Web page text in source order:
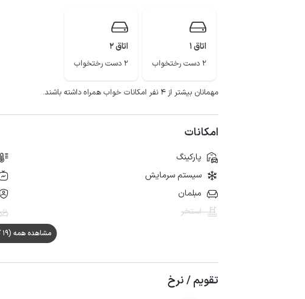
اتاق 1
2 دست رختخواب
اتاق 2
2 دست رختخواب
مهمانان بیشتر از ۴ نفر امکانات خواب همراه داشته باشند.
امکانات
پارکینگ
سیستم سرمایش
مبلمان
استخر
مشاهده همه (19 گزینه)
تقویم / نرخ